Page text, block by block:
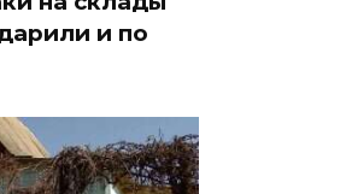
и по